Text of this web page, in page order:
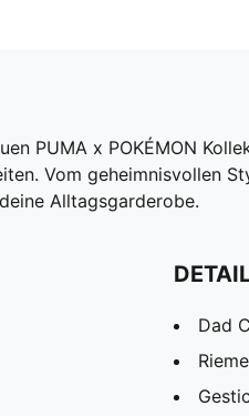
PUMA x POKÉMON
Vom geheimnisvollen
Alltagsgarderobe.
Dad